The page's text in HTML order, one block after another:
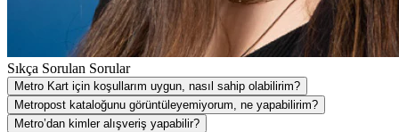
Sıkça Sorulan Sorular
Metro Kart için koşullarım uygun, nasıl sahip olabilirim?
Metropost kataloğunu görüntüleyemiyorum, ne yapabilirim?
Metro’dan kimler alışveriş yapabilir?